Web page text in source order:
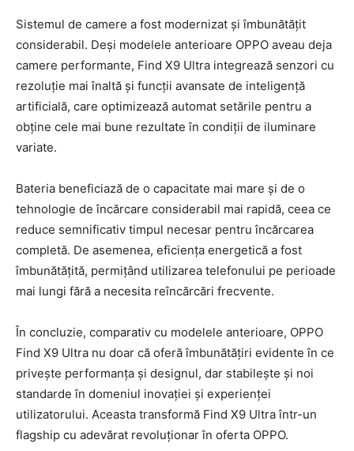
Sistemul de camere a fost modernizat și îmbunătățit
considerabil. Deși modelele anterioare OPPO aveau deja
camere performante, Find X9 Ultra integrează senzori cu
rezoluție mai înaltă și funcții avansate de inteligență
artificială, care optimizează automat setările pentru a
obține cele mai bune rezultate în condiții de iluminare
variate.
Bateria beneficiază de o capacitate mai mare și de o
tehnologie de încărcare considerabil mai rapidă, ceea ce
reduce semnificativ timpul necesar pentru încărcarea
completă. De asemenea, eficiența energetică a fost
îmbunătățită, permițând utilizarea telefonului pe perioade
mai lungi fără a necesita reîncărcări frecvente.
În concluzie, comparativ cu modelele anterioare, OPPO
Find X9 Ultra nu doar că oferă îmbunătățiri evidente în ce
privește performanța și designul, dar stabilește și noi
standarde în domeniul inovației și experienței
utilizatorului. Aceasta transformă Find X9 Ultra într-un
flagship cu adevărat revoluționar în oferta OPPO.